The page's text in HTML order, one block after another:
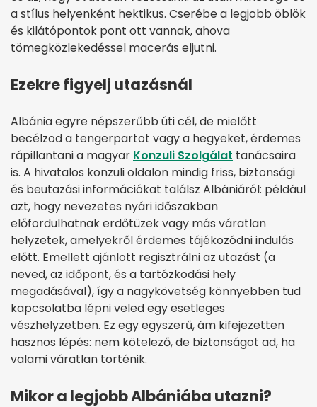
a stílus helyenként hektikus. Cserébe a legjobb öblök
és kilátópontok pont ott vannak, ahova
tömegközlekedéssel macerás eljutni.
Ezekre figyelj utazásnál
Albánia egyre népszerűbb úti cél, de mielőtt
becélzod a tengerpartot vagy a hegyeket, érdemes
rápillantani a magyar Konzuli Szolgálat tanácsaira
is. A hivatalos konzuli oldalon mindig friss, biztonsági
és beutazási információkat találsz Albániáról: például
azt, hogy nevezetes nyári időszakban
előfordulhatnak erdőtüzek vagy más váratlan
helyzetek, amelyekről érdemes tájékozódni indulás
előtt. Emellett ajánlott regisztrálni az utazást (a
neved, az időpont, és a tartózkodási hely
megadásával), így a nagykövetség könnyebben tud
kapcsolatba lépni veled egy esetleges
vészhelyzetben. Ez egy egyszerű, ám kifejezetten
hasznos lépés: nem kötelező, de biztonságot ad, ha
valami váratlan történik.
Mikor a legjobb Albániába utazni?